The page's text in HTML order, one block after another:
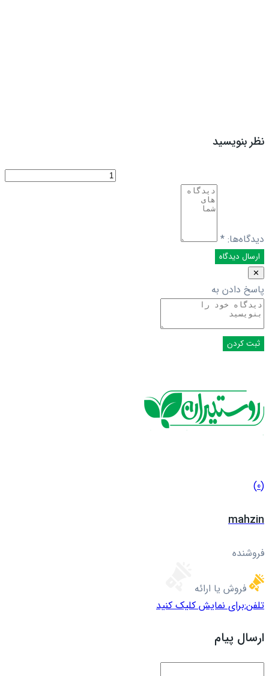
نظر بنویسید
دیدگاه‌ها: *
✕
پاسخ دادن به
(0)
mahzin
فروشنده
فروش یا ارائه
تلفن:برای نمایش کلیک کنید
ارسال پیام